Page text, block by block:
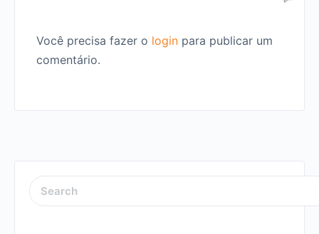
Você precisa fazer o login para publicar um
comentário.
SEARCH
FOR: